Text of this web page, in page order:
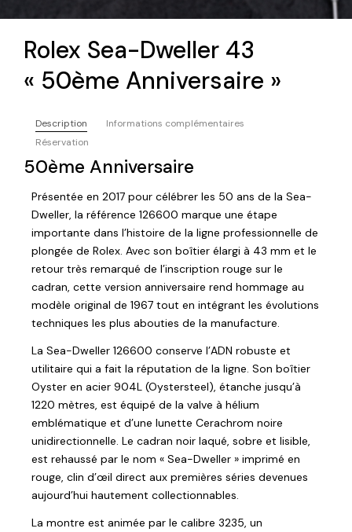
Rolex Sea-Dweller 43
« 50ème Anniversaire »
Description
Informations complémentaires
Réservation
50ème Anniversaire
Présentée en 2017 pour célébrer les 50 ans de la Sea-
Dweller, la référence 126600 marque une étape
importante dans l’histoire de la ligne professionnelle de
plongée de Rolex. Avec son boîtier élargi à 43 mm et le
retour très remarqué de l’inscription rouge sur le
cadran, cette version anniversaire rend hommage au
modèle original de 1967 tout en intégrant les évolutions
techniques les plus abouties de la manufacture.
La Sea-Dweller 126600 conserve l’ADN robuste et
utilitaire qui a fait la réputation de la ligne. Son boîtier
Oyster en acier 904L (Oystersteel), étanche jusqu’à
1220 mètres, est équipé de la valve à hélium
emblématique et d’une lunette Cerachrom noire
unidirectionnelle. Le cadran noir laqué, sobre et lisible,
est rehaussé par le nom « Sea-Dweller » imprimé en
rouge, clin d’œil direct aux premières séries devenues
aujourd’hui hautement collectionnables.
La montre est animée par le calibre 3235, un